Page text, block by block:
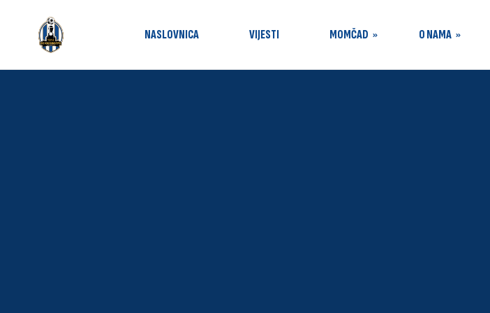
NASLOVNICA VIJESTI MOMČAD O NAMA